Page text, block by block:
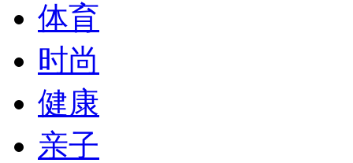
体育
时尚
健康
亲子